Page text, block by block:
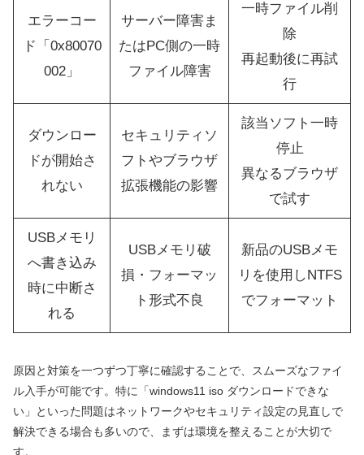
エラーコー
ド「0x80070
002」
サーバー障害ま
たはPC側の一時
ファイル障害
一時ファイル削
除
再起動後に再試
行
ダウンロー
ドが開始さ
れない
セキュリティソ
フトやブラウザ
拡張機能の影響
該当ソフト一時
停止
異なるブラウザ
で試す
USBメモリ
へ書き込み
時に中断さ
れる
USBメモリ破
損・フォーマッ
ト形式不良
新品のUSBメモ
リを使用しNTFS
でフォーマット
原因と対策を一つずつ丁寧に確認することで、スムーズなファイ
ル入手が可能です。特に「windows11 iso ダウンロードできな
い」といった問題はネットワークやセキュリティ設定の見直しで
解決できる場合も多いので、まずは環境を整えることが大切で
す。